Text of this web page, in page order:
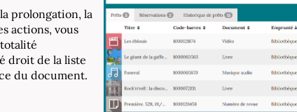
prolongation, la
actions, vous
droit de la liste
du document.